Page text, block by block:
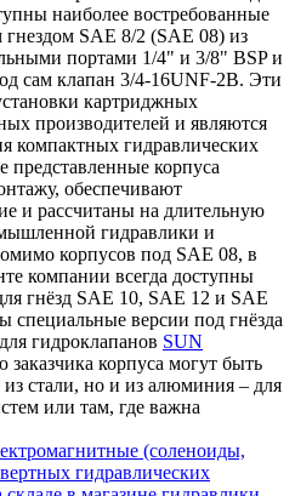
наиболее востребованные
SAE 8/2 (SAE 08) из
портами 1/4" и 3/8" BSP и
сам клапан 3/4-16UNF-2B. Эти
картриджных
производителей и являются
компактных гидравлических
представленные корпуса
обеспечивают
и рассчитаны на длительную
гидравлики и
корпусов под SAE 08, в
компании всегда доступны
гнёзд SAE 10, SAE 12 и SAE
специальные версии под гнёзда
гидроклапанов SUN
корпуса могут быть
из стали, но и из алюминия – для
или там, где важна
(соленоиды,
гидравлических